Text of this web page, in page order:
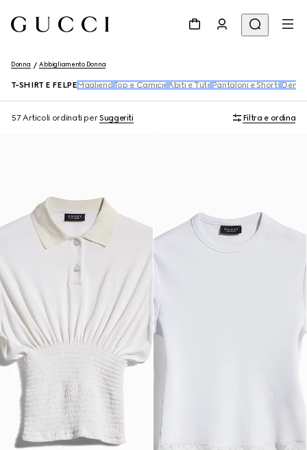
Donna Abbigliamento Donna
T-SHIRT E FELPE Maglieria Top e Camicie Abiti e Tute Pantaloni e Shorts Denim
57 Articoli ordinati perSuggeriti Filtra e ordina